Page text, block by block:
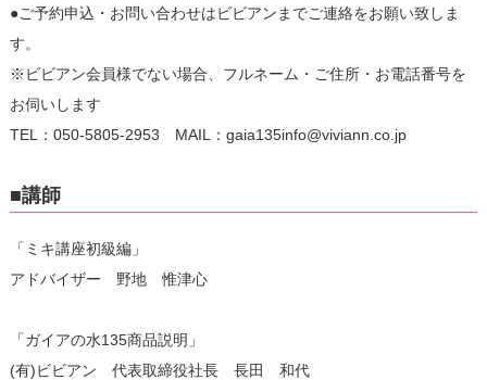
●ご予約申込・お問い合わせはビビアンまでご連絡をお願い致しま
す。
※ビビアン会員様でない場合、フルネーム・ご住所・お電話番号を
お伺いします
TEL：050-5805-2953 MAIL：gaia135info@viviann.co.jp
■講師
「ミキ講座初級編」
アドバイザー 野地 惟津心
「ガイアの水135商品説明」
(有)ビビアン 代表取締役社長 長田 和代